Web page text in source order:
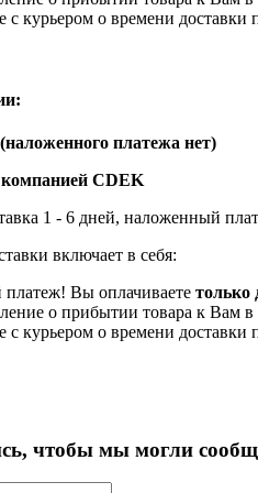
с курьером о времени доставки
платежа нет)
компанией CDEK
1 - 6 дней, наложенный
включает в себя:
Вы оплачиваете только
о прибытии товара к Вам в
с курьером о времени доставки
чтобы мы могли